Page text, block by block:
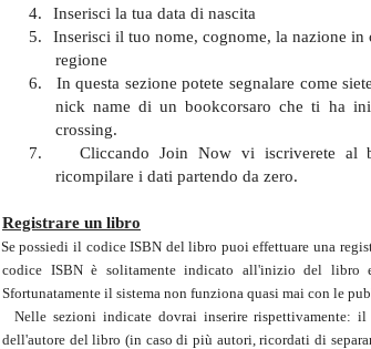
4.
Inserisci la tua data di nascita
5.
Inserisci il tuo nome, cognome, la nazione
regione
6.
In questa sezione potete segnalare come
nick name di un bookcorsaro che ti ha
crossing.
7.
Cliccando Join Now vi iscriverete al
ricompilare i dati partendo da zero.
Registrare un libro
Se possiedi il codice ISBN del libro puoi effettuare una
codice ISBN è solitamente indicato all'inizio del libro
Sfortunatamente il sistema non funziona quasi mai con le
Nelle sezioni indicate dovrai inserire
dell'autore del libro (in caso di più autori, ricordati di